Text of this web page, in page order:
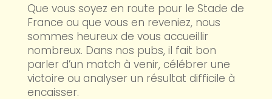
Que vous soyez en route pour le Stade de
France ou que vous en reveniez, nous
sommes heureux de vous accueillir
nombreux. Dans nos pubs, il fait bon
parler d’un match à venir, célébrer une
victoire ou analyser un résultat difficile à
encaisser.